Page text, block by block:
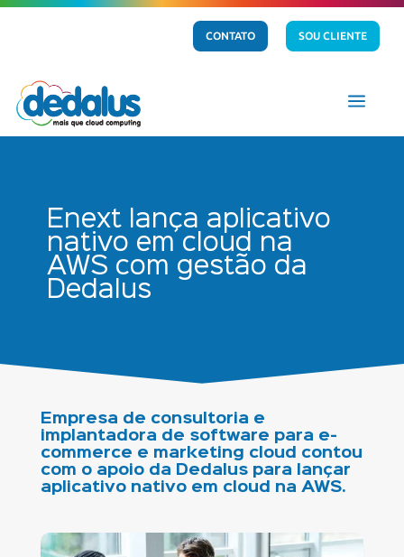
CONTATO SOU CLIENTE
a
Enext lança aplicativo
nativo em cloud na
AWS com gestão da
Dedalus
Empresa de consultoria e
implantadora de software para e-
commerce e marketing cloud contou
com o apoio da Dedalus para lançar
aplicativo nativo em cloud na AWS.